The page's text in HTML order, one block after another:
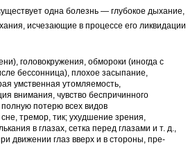
одна болезнь — глубокое дыхание,
исчезающие в процессе его ликвидации
головокружения, обмороки (иногда с
бессонница), плохое засыпание,
умственная утомляе­мость,
внимания, чувство беспричинного
потерю всех видов
тремор, тик; ухудшение зрения,
в глазах, сетка перед глазами и т. д.,
движении глаз вверх и в стороны, пре­